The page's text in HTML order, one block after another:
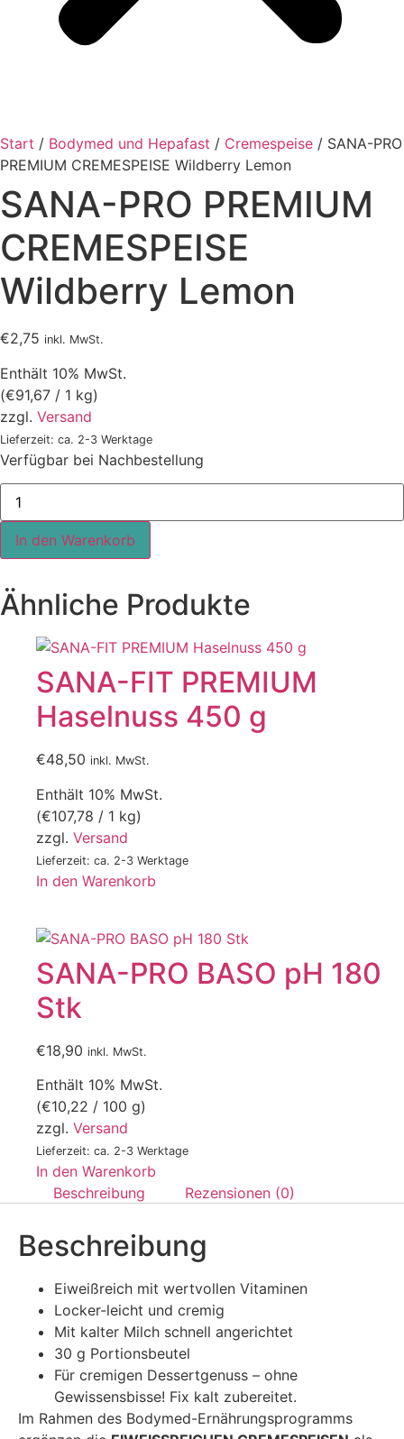
Start / Bodymed und Hepafast / Cremespeise / SANA-PRO
PREMIUM CREMESPEISE Wildberry Lemon
SANA-PRO PREMIUM
CREMESPEISE
Wildberry Lemon
€2,75 inkl. MwSt.
Enthält 10% MwSt.
(€91,67 / 1 kg)
zzgl. Versand
Lieferzeit: ca. 2-3 Werktage
Verfügbar bei Nachbestellung
SANA-
PRO
PREMIUM
CREMESPEISE
Wildberry
Lemon
In den Warenkorb
Ähnliche Produkte
SANA-FIT PREMIUM
Haselnuss 450 g
€48,50 inkl. MwSt.
Enthält 10% MwSt.
(€107,78 / 1 kg)
zzgl. Versand
Lieferzeit: ca. 2-3 Werktage
In den Warenkorb
SANA-PRO BASO pH 180
Stk
€18,90 inkl. MwSt.
Enthält 10% MwSt.
(€10,22 / 100 g)
zzgl. Versand
Lieferzeit: ca. 2-3 Werktage
In den Warenkorb
Beschreibung
Rezensionen (0)
Beschreibung
Eiweißreich mit wertvollen Vitaminen
Locker-leicht und cremig
Mit kalter Milch schnell angerichtet
30 g Portionsbeutel
Für cremigen Dessertgenuss – ohne
Gewissensbisse! Fix kalt zubereitet.
Im Rahmen des Bodymed-Ernährungsprogramms